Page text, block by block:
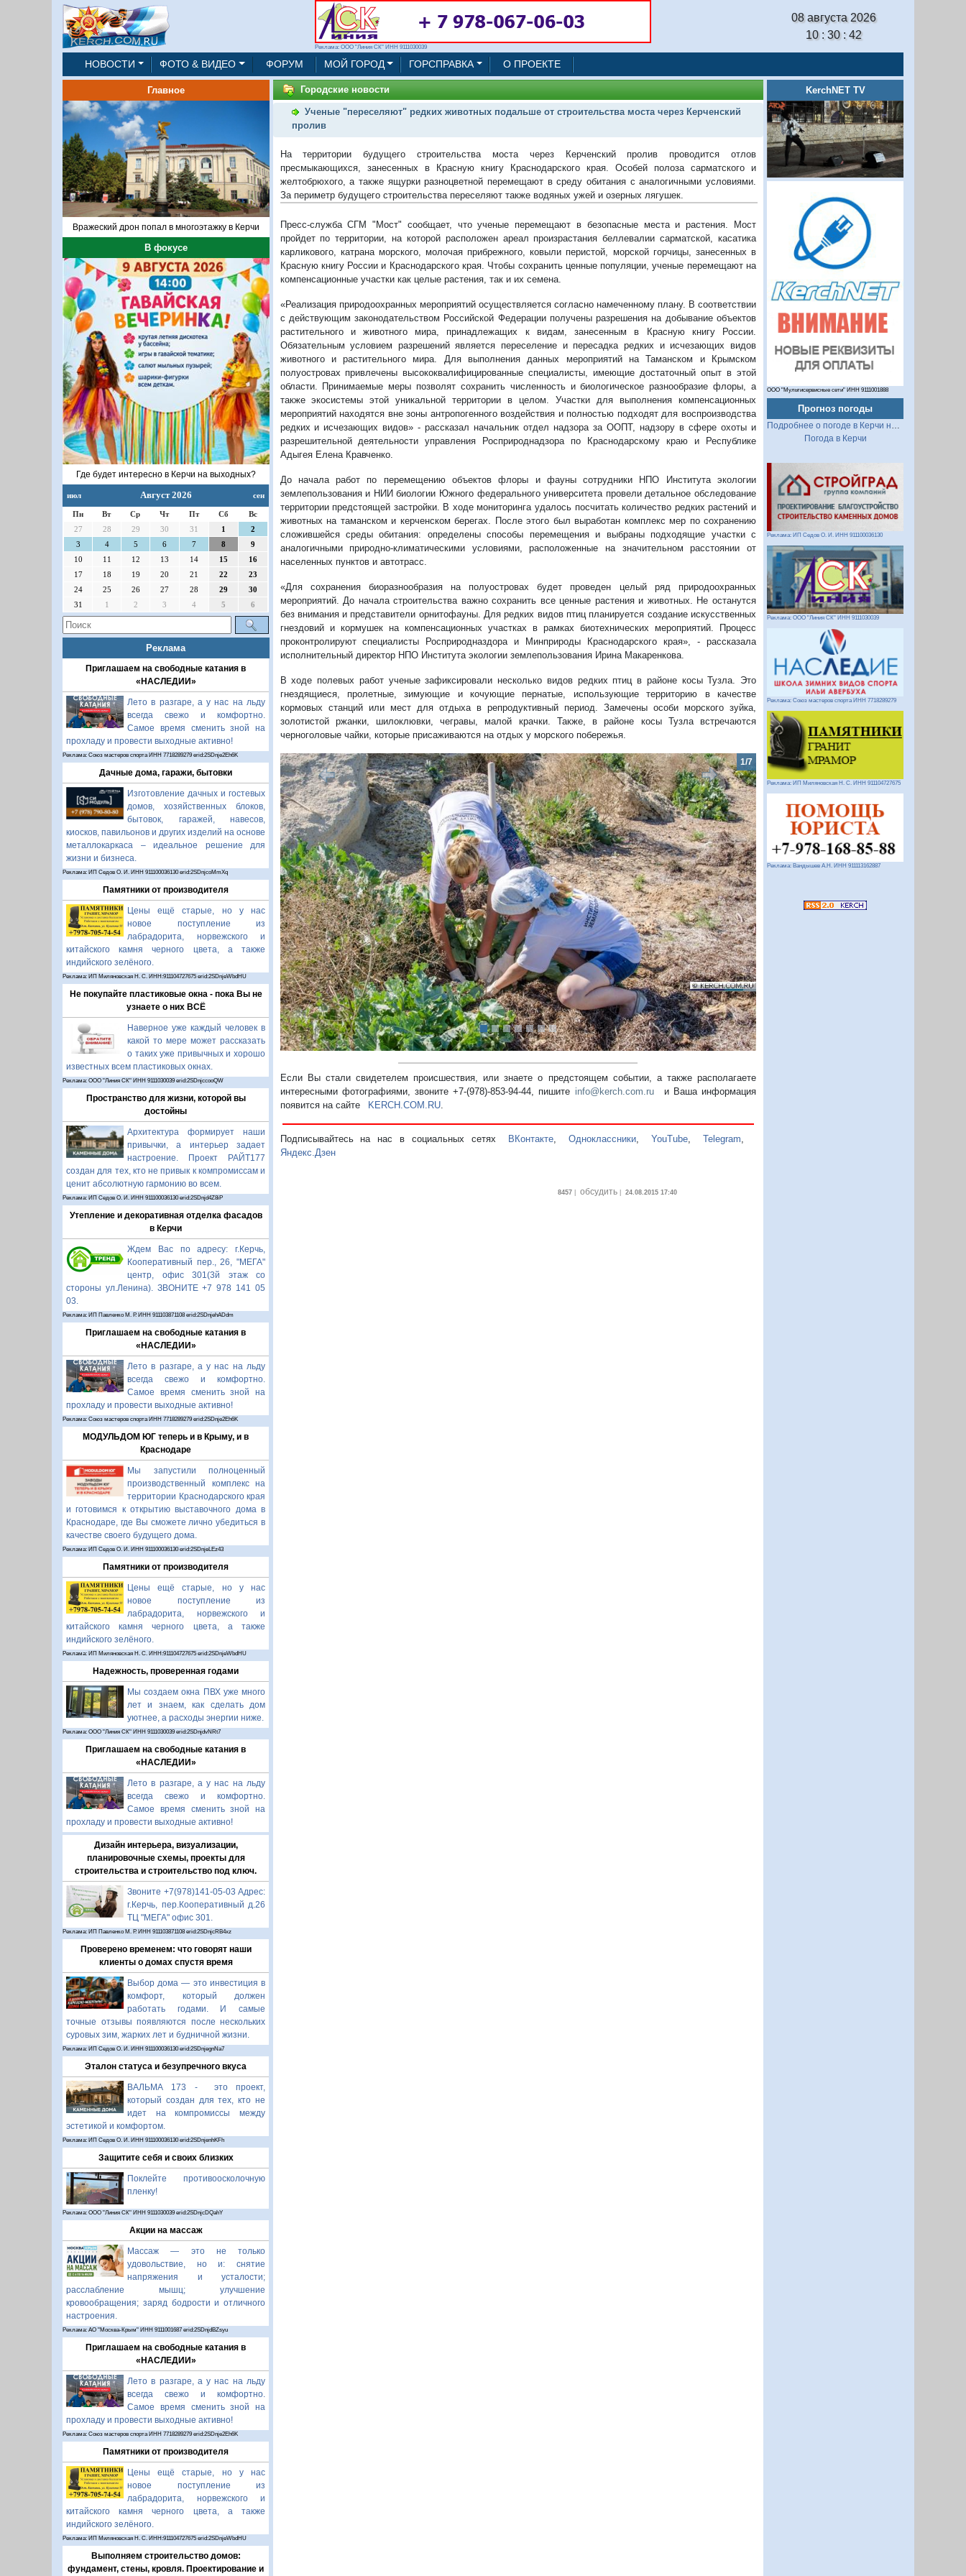
Реклама: ООО "Линия СК" ИНН 9111030039
08 августа 2026
10 : 30 : 43
НОВОСТИ ФОТО & ВИДЕО ФОРУМ МОЙ ГОРОД ГОРСПРАВКА О ПРОЕКТЕ
Главное
Вражеский дрон попал в многоэтажку в Керчи
В фокусе
Где будет интересно в Керчи на выходных?
июл Август 2026 сен
Пн Вт Ср Чт Пт Сб
Вс
27
28 29 30 31 1
2
3
4 5 6 7 8
9
10
11 12 13 14 15
16
17
18 19 20 21 22
23
24
25 26 27 28 29
30
31
1 2 3 4 5 6
Реклама
Приглашаем на свободные катания в
«НАСЛЕДИИ»
Лето в разгаре, а у нас на льду
всегда свежо и комфортно.
Самое время сменить зной на
прохладу и провести выходные активно!
Реклама: Союз мастеров спорта ИНН 7718289279 erid:2SDnje2Eh6K
Дачные дома, гаражи, бытовки
Изготовление дачных и гостевых
домов, хозяйственных блоков,
бытовок, гаражей, навесов,
киосков, павильонов и других изделий на основе
металлокаркаса – идеальное решение для
жизни и бизнеса.
Реклама: ИП Седов О. И. ИНН 911100036130 erid:2SDnjcoMmXq
Памятники от производителя
Цены ещё старые, но у нас
новое поступление из
лабрадорита, норвежского и
китайского камня черного цвета, а также
индийского зелёного.
Реклама: ИП Миляновская Н. С. ИНН:911104727675 erid:2SDnjeWbdHU
Не покупайте пластиковые окна - пока Вы не
узнаете о них ВСЁ
Наверное уже каждый человек в
какой то мере может рассказать
о таких уже привычных и хорошо
известных всем пластиковых окнах.
Реклама: ООО "Линия СК" ИНН 9111030039 erid:2SDnjccooQW
Пространство для жизни, которой вы
достойны
Архитектура формирует наши
привычки, а интерьер задает
настроение. Проект РАЙТ177
создан для тех, кто не привык к компромиссам и
ценит абсолютную гармонию во всем.
Реклама: ИП Седов О. И. ИНН 911100036130 erid:2SDnjd4Z8iP
Утепление и декоративная отделка фасадов
в Керчи
Ждем Вас по адресу: г.Керчь,
Кооперативный пер., 26, "МЕГА"
центр, офис 301(3й этаж со
стороны ул.Ленина). ЗВОНИТЕ +7 978 141 05
03.
Реклама: ИП Павленко М. Р. ИНН 911103871108 erid:2SDnjehADdm
Приглашаем на свободные катания в
«НАСЛЕДИИ»
Лето в разгаре, а у нас на льду
всегда свежо и комфортно.
Самое время сменить зной на
прохладу и провести выходные активно!
Реклама: Союз мастеров спорта ИНН 7718289279 erid:2SDnje2Eh6K
МОДУЛЬДОМ ЮГ теперь и в Крыму, и в
Краснодаре
Мы запустили полноценный
производственный комплекс на
территории Краснодарского края
и готовимся к открытию выставочного дома в
Краснодаре, где Вы сможете лично убедиться в
качестве своего будущего дома.
Реклама: ИП Седов О. И. ИНН 911100036130 erid:2SDnjeLEz43
Памятники от производителя
Цены ещё старые, но у нас
новое поступление из
лабрадорита, норвежского и
китайского камня черного цвета, а также
индийского зелёного.
Реклама: ИП Миляновская Н. С. ИНН:911104727675 erid:2SDnjeWbdHU
Надежность, проверенная годами
Мы создаем окна ПВХ уже много
лет и знаем, как сделать дом
уютнее, а расходы энергии ниже.
Реклама: ООО "Линия СК" ИНН 9111030039 erid:2SDnjdvNRt7
Приглашаем на свободные катания в
«НАСЛЕДИИ»
Лето в разгаре, а у нас на льду
всегда свежо и комфортно.
Самое время сменить зной на
прохладу и провести выходные активно!
Дизайн интерьера, визуализации,
планировочные схемы, проекты для
строительства и строительство под ключ.
Звоните +7(978)141-05-03 Адрес:
г.Керчь, пер.Кооперативный д.26
ТЦ "МЕГА" офис 301.
Реклама: ИП Павленко М. Р. ИНН 911103871108 erid:2SDnjcRB4xz
Проверено временем: что говорят наши
клиенты о домах спустя время
Выбор дома — это инвестиция в
комфорт, который должен
работать годами. И самые
точные отзывы появляются после нескольких
суровых зим, жарких лет и будничной жизни.
Реклама: ИП Седов О. И. ИНН 911100036130 erid:2SDnjegnNa7
Эталон статуса и безупречного вкуса
ВАЛЬМА 173 - это проект,
который создан для тех, кто не
идет на компромиссы между
эстетикой и комфортом.
Реклама: ИП Седов О. И. ИНН 911100036130 erid:2SDnjenhKFh
Защитите себя и своих близких
Поклейте противоосколочную
пленку!
Реклама: ООО "Линия СК" ИНН 9111030039 erid:2SDnjcDQahY
Акции на массаж
Массаж — это не только
удовольствие, но и: снятие
напряжения и усталости;
расслабление мышц; улучшение
кровообращения; заряд бодрости и отличного
настроения.
Реклама: АО "Москва-Крым" ИНН 9111001687 erid:2SDnjdBZsyu
Приглашаем на свободные катания в
«НАСЛЕДИИ»
Лето в разгаре, а у нас на льду
всегда свежо и комфортно.
Самое время сменить зной на
прохладу и провести выходные активно!
Реклама: Союз мастеров спорта ИНН 7718289279 erid:2SDnje2Eh6K
Памятники от производителя
Цены ещё старые, но у нас
новое поступление из
лабрадорита, норвежского и
китайского камня черного цвета, а также
индийского зелёного.
Реклама: ИП Миляновская Н. С. ИНН:911104727675 erid:2SDnjeWbdHU
Выполняем строительство домов:
фундамент, стены, кровля. Проектирование и
Городские новости
Ученые "переселяют" редких животных подальше от строительства моста через Керченский
пролив
На территории будущего строительства моста через Керченский пролив проводится отлов
пресмыкающихся, занесенных в Красную книгу Краснодарского края. Особей полоза сарматского и
желтобрюхого, а также ящурки разноцветной перемещают в среду обитания с аналогичными условиями.
За периметр будущего строительства переселяют также водяных ужей и озерных лягушек.
Пресс-служба СГМ "Мост" сообщает, что ученые перемещают в безопасные места и растения. Мост
пройдет по территории, на которой расположен ареал произрастания беллевалии сарматской, касатика
карликового, катрана морского, молочая прибрежного, ковыли перистой, морской горчицы, занесенных в
Красную книгу России и Краснодарского края. Чтобы сохранить ценные популяции, ученые перемещают на
компенсационные участки как целые растения, так и их семена.
«Реализация природоохранных мероприятий осуществляется согласно намеченному плану. В соответствии
с действующим законодательством Российской Федерации получены разрешения на добывание объектов
растительного и животного мира, принадлежащих к видам, занесенным в Красную книгу России.
Обязательным условием разрешений является переселение и пересадка редких и исчезающих видов
животного и растительного мира. Для выполнения данных мероприятий на Таманском и Крымском
полуостровах привлечены высококвалифицированные специалисты, имеющие достаточный опыт в этой
области. Принимаемые меры позволят сохранить численность и биологическое разнообразие флоры, а
также экосистемы этой уникальной территории в целом. Участки для выполнения компенсационных
мероприятий находятся вне зоны антропогенного воздействия и полностью подходят для воспроизводства
редких и исчезающих видов» - рассказал начальник отдел надзора за ООПТ, надзору в сфере охоты и
разрешительной деятельности управления Росприроднадзора по Краснодарскому краю и Республике
Адыгея Елена Кравченко.
До начала работ по перемещению объектов флоры и фауны сотрудники НПО Института экологии
землепользования и НИИ биологии Южного федерального университета провели детальное обследование
территории предстоящей застройки. В ходе мониторинга удалось посчитать количество редких растений и
животных на таманском и керченском берегах. После этого был выработан комплекс мер по сохранению
сложившейся среды обитания: определены способы перемещения и выбраны подходящие участки с
аналогичными природно-климатическими условиями, расположенные на значительном расстоянии от
населенных пунктов и автотрасс.
«Для сохранения биоразнообразия на полуостровах будет проведен целый ряд природоохранных
мероприятий. До начала строительства важно сохранить все ценные растения и животных. Не останутся
без внимания и представители орнитофауны. Для редких видов птиц планируется создание искусственных
гнездовий и кормушек на компенсационных участках в рамках биотехнических мероприятий. Процесс
проконтролируют специалисты Росприродназдора и Минприроды Краснодарского края», - рассказала
исполнительный директор НПО Института экологии землепользования Ирина Макаренкова.
В ходе полевых работ ученые зафиксировали несколько видов редких птиц в районе косы Тузла. Это
гнездящиеся, пролетные, зимующие и кочующие пернатые, использующие территорию в качестве
кормовых станций или мест для отдыха в репродуктивный период. Замечены особи морского зуйка,
золотистой ржанки, шилоклювки, чегравы, малой крачки. Также, в районе косы Тузла встречаются
черноголовые чайки, которые присаживаются на отдых у морского побережья.
1/7 2/7
Предыдущий Следующий
Если Вы стали свидетелем происшествия, или знаете о предстоящем событии, а также располагаете
интересными фотографиями, звоните +7-(978)-853-94-44, пишите info@kerch.com.ru и Ваша информация
появится на сайте KERCH.COM.RU.
Подписывайтесь на нас в социальных сетях ВКонтакте Одноклассники ,YouTube ,Telegram
Яндекс.Дзен
8457| обсудить| 24.08.2015 17:40
KerchNET TV
ООО "Мультисервисные сети" ИНН 9111001888
Прогноз погоды
Подробнее о погоде в Керчи на 2 недели
Погода в Керчи
Реклама: ИП Седов О. И. ИНН 911100036130
Реклама: ООО "Линия СК" ИНН 9111030039
Реклама: Союз мастеров спорта ИНН 7718289279
Реклама: ИП Миляновская Н. С. ИНН 911104727675
Реклама: Вандышев А.Н. ИНН 911113162887